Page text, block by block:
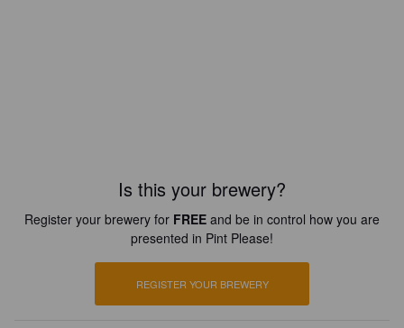
Is this your brewery?
Register your brewery for FREE and be in control how you are
presented in Pint Please!
REGISTER YOUR BREWERY